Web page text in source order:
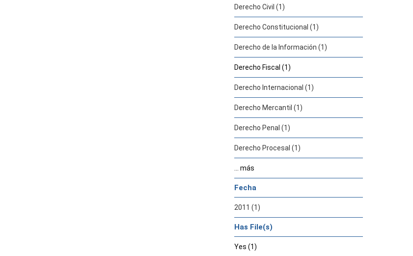
Derecho Civil (1)
Derecho Constitucional (1)
Derecho de la Información (1)
Derecho Fiscal (1)
Derecho Internacional (1)
Derecho Mercantil (1)
Derecho Penal (1)
Derecho Procesal (1)
... más
Fecha
2011 (1)
Has File(s)
Yes (1)